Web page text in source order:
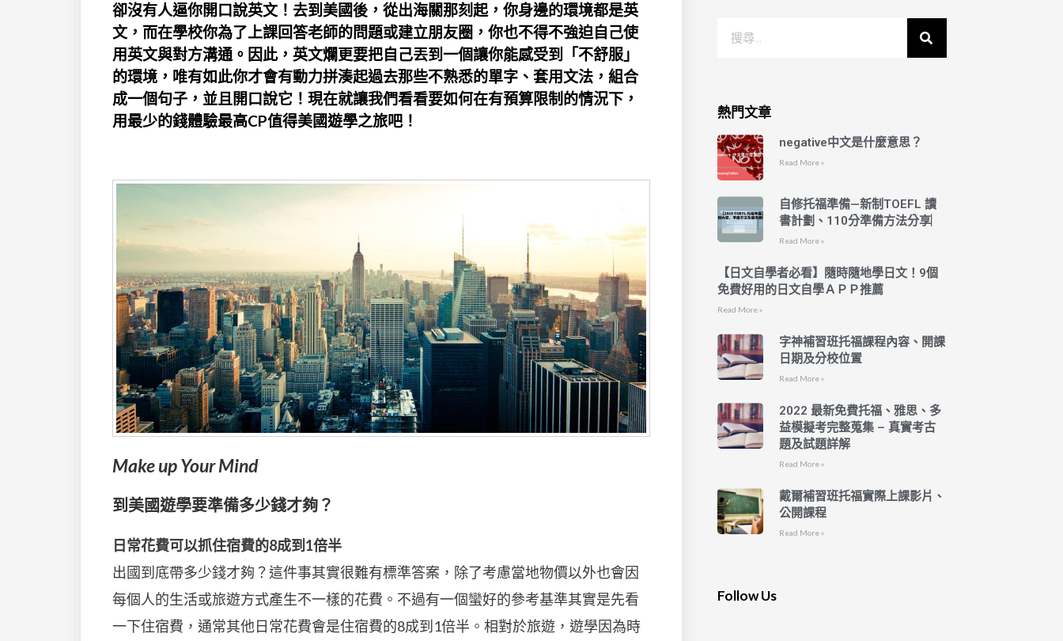
卻沒有人逼你開口說英文！去到美國後，從出海關那刻起，你身邊的環境都是英
文，而在學校你為了上課回答老師的問題或建立朋友圈，你也不得不強迫自己使
用英文與對方溝通。因此，英文爛更要把自己丟到一個讓你能感受到「不舒服」
的環境，唯有如此你才會有動力拼湊起過去那些不熟悉的單字、套用文法，組合
成一個句子，並且開口說它！現在就讓我們看看要如何在有預算限制的情況下，
用最少的錢體驗最高CP值得美國遊學之旅吧！
Make up Your Mind
到美國遊學要準備多少錢才夠？
日常花費可以抓住宿費的8成到1倍半
出國到底帶多少錢才夠？這件事其實很難有標準答案，除了考慮當地物價以外也會因
每個人的生活或旅遊方式產生不一樣的花費。不過有一個蠻好的參考基準其實是先看
一下住宿費，通常其他日常花費會是住宿費的8成到1倍半。相對於旅遊，遊學因為時
熱門文章
negative中文是什麼意思？
Read More »
自修托福準備—新制TOEFL 讀
書計劃、110分準備方法分享︳
Read More »
【日文自學者必看】隨時隨地學日文！9個
免費好用的日文自學ＡＰＰ推薦
Read More »
字神補習班托福課程內容、開課
日期及分校位置
Read More »
2022 最新免費托福、雅思、多
益模擬考完整蒐集 – 真實考古
題及試題詳解
Read More »
戴爾補習班托福實際上課影片、
公開課程
Read More »
Follow Us